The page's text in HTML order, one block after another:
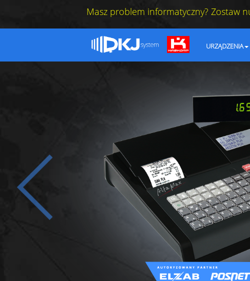
Masz problem informatyczny? Zostaw
URZĄDZENIA